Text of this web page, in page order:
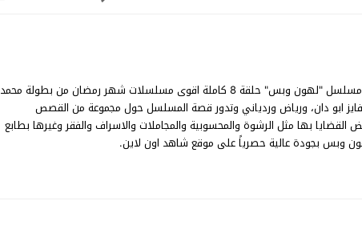
مسلسل لهون وبس الحلقة 8 مشاهدة وتحميل مسلسل "لهون وبس" حلقة 8 كاملة اقوى مسلسلات شهر رمضان من بطولة محمد
ابو دان، ورياض وردياني وتدور قصة المسلسل حول مجموعة من القصص
القضايا بها مثل الرشوة والمحسوبية والمجاملات والاسراف والفقر وغيرها بطابع